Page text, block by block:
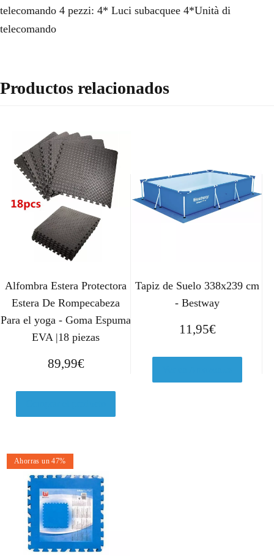
telecomando 4 pezzi: 4* Luci subacquee 4*Unità di
telecomando
Productos relacionados
Alfombra Estera Protectora
Estera De Rompecabeza
Para el yoga - Goma Espuma
EVA |18 piezas
89,99€
Tapiz de Suelo 338x239 cm
- Bestway
11,95€
Ahorras un 47%